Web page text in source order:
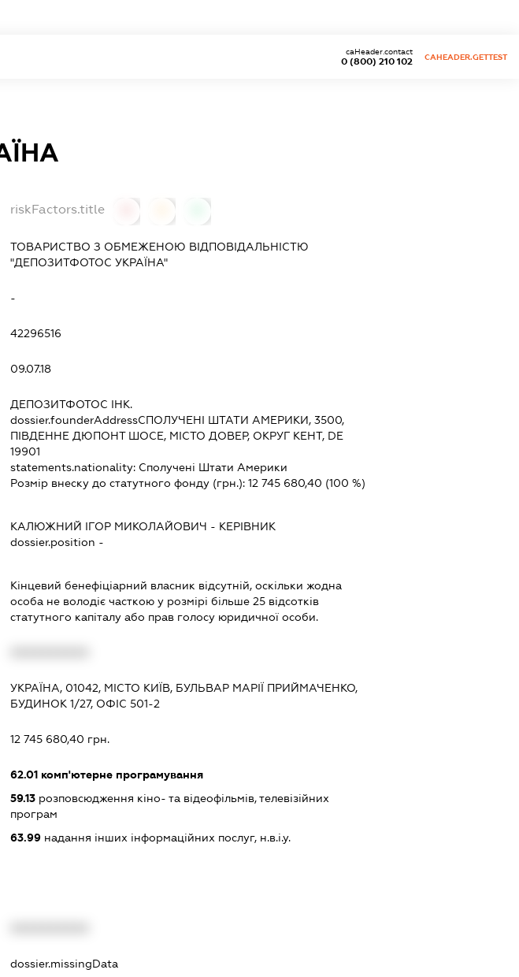
0 (800) 210 102
caHeader.contact
CAHEADER.GETTEST
riskFactors.title
ТОВАРИСТВО З ОБМЕЖЕНОЮ ВІДПОВІДАЛЬНІСТЮ
"ДЕПОЗИТФОТОС УКРАЇНА"
-
42296516
09.07.18
ДЕПОЗИТФОТОС ІНК.
dossier.founderAddressСПОЛУЧЕНІ ШТАТИ АМЕРИКИ, 3500,
ПІВДЕННЕ ДЮПОНТ ШОСЕ, МІСТО ДОВЕР, ОКРУГ КЕНТ, DE
19901
statements.nationality: Сполучені Штати Америки
Розмір внеску до статутного фонду (грн.): 12 745 680,40 (100 %)
КАЛЮЖНИЙ ІГОР МИКОЛАЙОВИЧ - КЕРІВНИК
dossier.position -
Кінцевий бенефіціарний власник відсутній, оскільки жодна
особа не володіє часткою у розмірі більше 25 відсотків
статутного капіталу або прав голосу юридичної особи.
УКРАЇНА, 01042, МІСТО КИЇВ, БУЛЬВАР МАРІЇ ПРИЙМАЧЕНКО,
БУДИНОК 1/27, ОФІС 501-2
12 745 680,40 грн.
62.01комп'ютерне програмування
59.13розповсюдження кіно- та відеофільмів, телевізійних
програм
63.99надання інших інформаційних послуг, н.в.і.у.
dossier.missingData